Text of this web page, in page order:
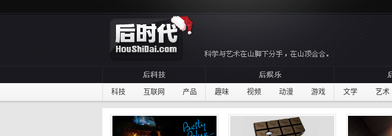
科技 互联网 产品 趣味 视频 动漫 游戏 文学 艺术